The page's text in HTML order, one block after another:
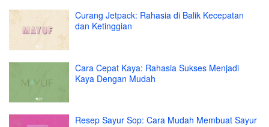
Curang Jetpack: Rahasia di Balik Kecepatan
dan Ketinggian
Cara Cepat Kaya: Rahasia Sukses Menjadi
Kaya Dengan Mudah
Resep Sayur Sop: Cara Mudah Membuat Sayur